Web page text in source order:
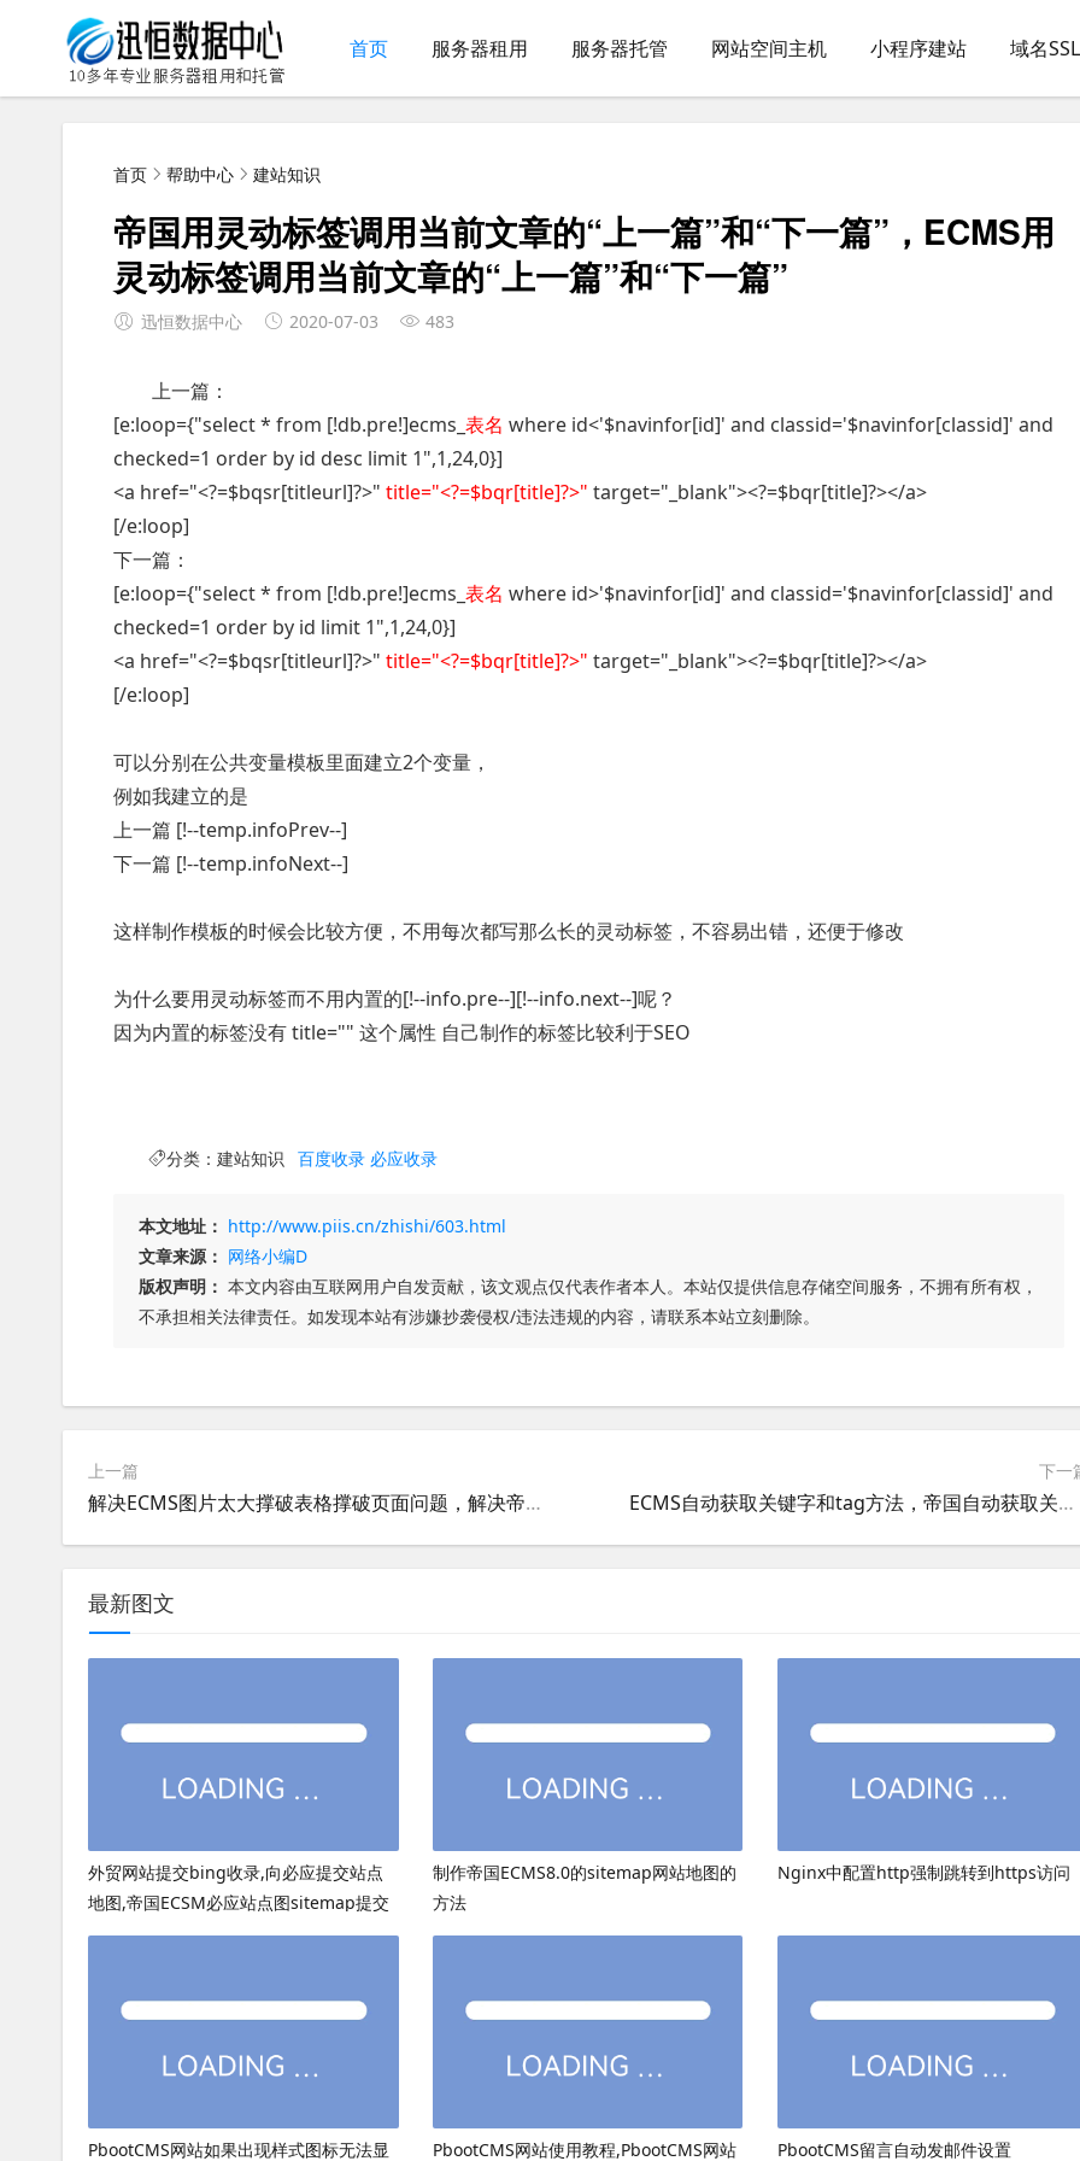
首页 服务器租用 服务器托管 网站空间主机 小程序建站 域名
首页 帮助中心 建站知识
帝国用灵动标签调用当前文章的“上一篇”和“下一篇”，ECMS用
灵动标签调用当前文章的“上一篇”和“下一篇”
迅恒数据中心 2020-07-03 483
上一篇：
[e:loop={"select * from [!db.pre!]ecms_ 表名 where id<'$navinfor[id]' and classid='$navinfor[classid]' and
checked=1 order by id desc limit 1",1,24,0}]
<a href="<?=$bqsr[titleurl]?>" title="<?=$bqr[title]?>" target="_blank"><?=$bqr[title]?></a>
[/e:loop]
下一篇：
[e:loop={"select * from [!db.pre!]ecms_ 表名 where id>'$navinfor[id]' and classid='$navinfor[classid]' and
checked=1 order by id limit 1",1,24,0}]
<a href="<?=$bqsr[titleurl]?>" title="<?=$bqr[title]?>" target="_blank"><?=$bqr[title]?></a>
[/e:loop]
可以分别在公共变量模板里面建立2个变量，
例如我建立的是
上一篇 [!--temp.infoPrev--]
下一篇 [!--temp.infoNext--]
这样制作模板的时候会比较方便，不用每次都写那么长的灵动标签，不容易出错，还便于修改
为什么要用灵动标签而不用内置的[!--info.pre--][!--info.next--]呢？
因为内置的标签没有 title="" 这个属性 自己制作的标签比较利于SEO
分类： 建站知识 百度收录 必应收录
本文地址： http://www.piis.cn/zhishi/603.html
文章来源： 网络小编D
版权声明： 本文内容由互联网用户自发贡献，该文观点仅代表作者本人。本站仅提供信息存储空间服务，不拥有所有权，
不承担相关法律责任。如发现本站有涉嫌抄袭侵权/违法违规的内容，请联系本站立刻删除。
上一篇
解决ECMS图片太大撑破表格撑破页面问题，解决帝国图片太大撑破表格撑破页面问题
下一
ECMS自动获取关键字和tag方法，帝国自动获取关键字和tag方法
最新图文
外贸网站提交bing收录,向必应提交站点
地图,帝国ECSM必应站点图sitemap提交
制作帝国ECMS8.0的sitemap网站地图的
方法
Nginx中配置http强制跳转到https访问
PbootCMS网站如果出现样式图标无法显 PbootCMS网站使用教程,PbootCMS网站 PbootCMS留言自动发邮件设置